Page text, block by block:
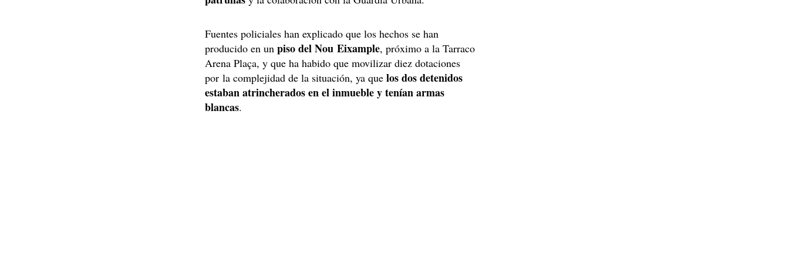
Fuentes policiales han explicado que los hechos se han
producido en unpiso del Nou Eixample, próximo a la Tarraco
Arena Plaça, y que ha habido que movilizar diez dotaciones
por la complejidad de la situación, ya quelos dos detenidos
estaban atrincherados en el inmueble y tenían armas
blancas.